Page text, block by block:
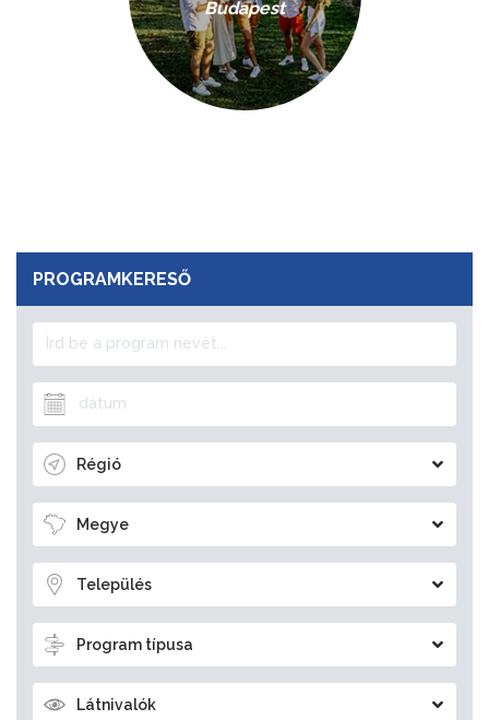
Budapest
PROGRAMKERESŐ
Régió
Megye
Település
Program típusa
Látnivalók